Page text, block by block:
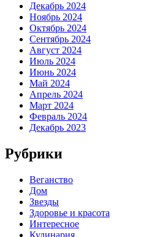
Декабрь 2024
Ноябрь 2024
Октябрь 2024
Сентябрь 2024
Август 2024
Июль 2024
Июнь 2024
Май 2024
Апрель 2024
Март 2024
Февраль 2024
Декабрь 2023
Рубрики
Веганство
Дом
Звезды
Здоровье и красота
Интересное
Кулинария